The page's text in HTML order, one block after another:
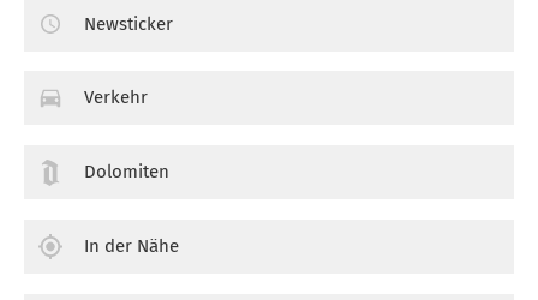
Newsticker
Verkehr
Dolomiten
In der Nähe